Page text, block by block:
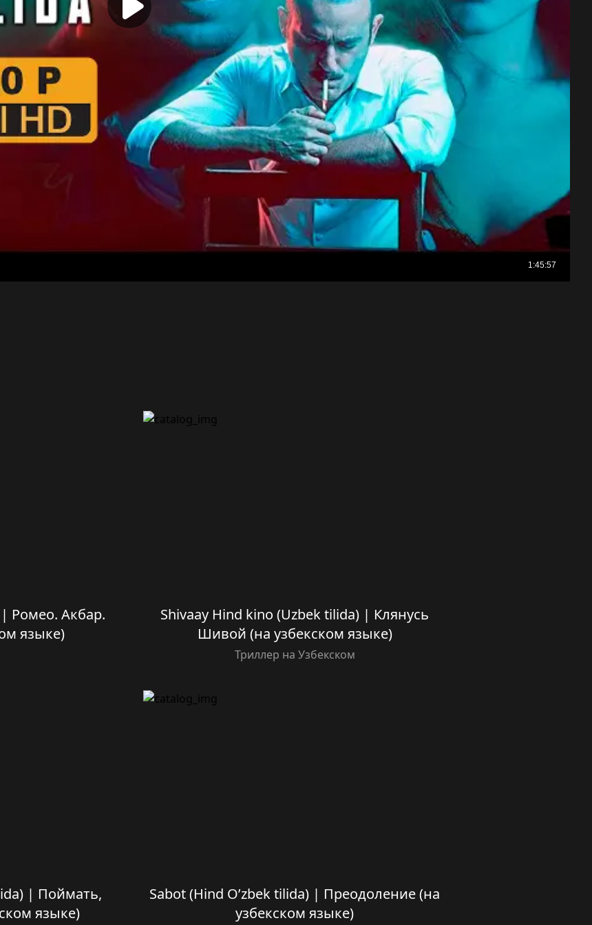
| Ромео. Акбар.
языке)
Shivaay Hind kino (Uzbek tilida) | Клянусь
Шивой (на узбекском языке)
Триллер на Узбекском
| Поймать,
языке)
Sabot (Hind O’zbek tilida) | Преодоление (на
узбекском языке)